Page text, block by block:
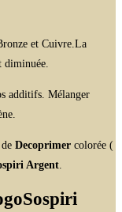
et Cuivre.La
diminuée.
additifs. Mélanger
Decoprimer colorée (
Argent